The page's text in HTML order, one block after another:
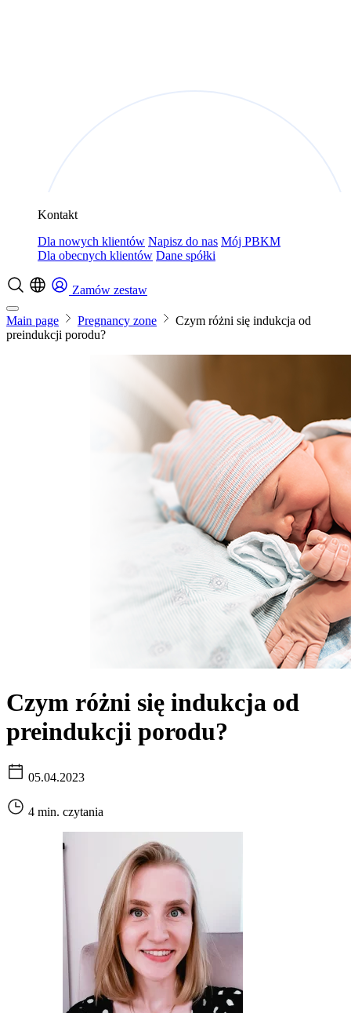
Kontakt
Dla nowych klientów Napisz do nas Mój PBKM
Dla obecnych klientów Dane spółki
Zamów zestaw
Main page Pregnancy zone
Czym różni się indukcja od
preindukcji porodu?
Czym różni się indukcja od
preindukcji porodu?
05.04.2023
4 min. czytania